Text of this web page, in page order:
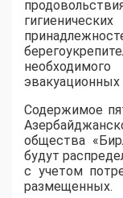
эвакуационных
Содержимое
общества
будут
с учетом
размещенных.